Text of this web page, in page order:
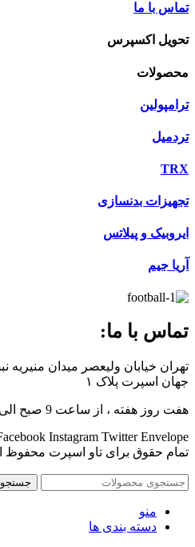
تماس با ما
تحویل اکسپرس
محصولات
ترامپولین
تردمیل
TRX
تجهیزات بدنسازی
ایروبیک و پیلاتس
آریا جیم
تماس با ما:
تهران خیابان ولیعصر میدان
جهان اسپرت پلاک ۱
هفت روز هفته ، از ساعت 9 صبح الی 9 شب پاسخگوی شما هستیم
Instagram Twitter Envelope
تمام حقوق برای تاو اسپرت
جستجو
منو
دسته بندی ها